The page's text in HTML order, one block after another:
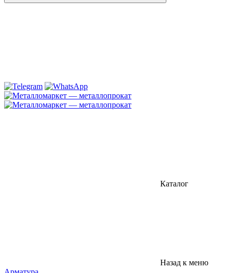
Каталог
Назад к меню